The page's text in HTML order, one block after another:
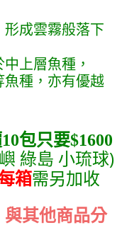
稱本公司）所提供，讓
商店將買賣／分期付款
交帳款。
的，商店將以您的個人
項蒐集、處理及利用，
核對及更正。
結，可透過四大超商／
完成。
您需要取消訂單，請聯絡
效，需透過AFTEE先享
面顯示為準，若有關於
聯繫「AFTEE先享後付
先享後付」服務完成之交
交易相關給付款項請求債
之同意方可使用
，本公司不負相關責
用戶狀況，依本公司即
成雲霧般落下
上層魚種，
魚種，亦有優越
包只要$1600
綠島 小琉球)
箱需另加收
其他商品分